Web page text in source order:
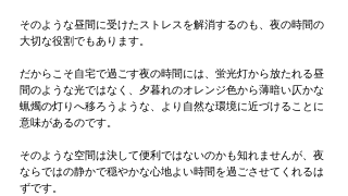
そのような昼間に受けたストレスを解消するのも、夜の時間の
大切な役割でもあります。
だからこそ自宅で過ごす夜の時間には、蛍光灯から放たれる昼
間のような光ではなく、夕暮れのオレンジ色から薄暗い仄かな
蝋燭の灯りへ移ろうような、より自然な環境に近づけることに
意味があるのです。
そのような空間は決して便利ではないのかも知れませんが、夜
ならではの静かで穏やかな心地よい時間を過ごさせてくれるは
ずです。